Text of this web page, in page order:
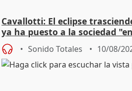
Cavallotti: El eclipse
ya ha puesto a la sociedad
Sonido Totales 10/08/